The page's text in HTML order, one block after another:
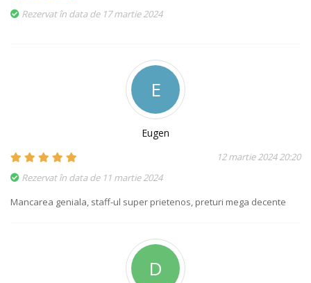
Rezervat în data de 17 martie 2024
E
Eugen
12 martie 2024 20:20
Rezervat în data de 11 martie 2024
Mancarea geniala, staff-ul super prietenos, preturi mega decente
D